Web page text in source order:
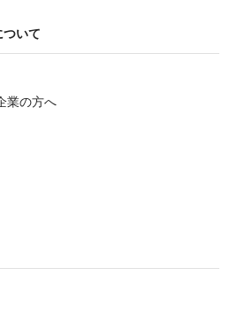
ついて
業の方へ